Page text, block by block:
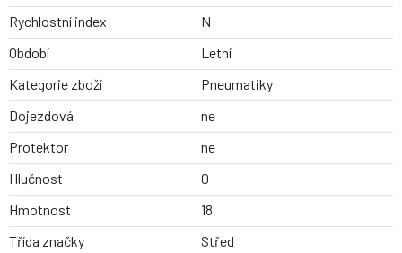
Rychlostní index
N
Období
Letní
Kategorie zboží
Pneumatiky
Dojezdová
ne
Protektor
ne
Hlučnost
0
Hmotnost
18
Třída značky
Střed